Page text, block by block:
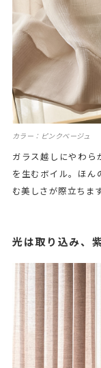
カラー：ピンクベージュ
ガラス越しにやわら
を生むボイル。ほん
む美しさが際立ちます
光は取り込み、